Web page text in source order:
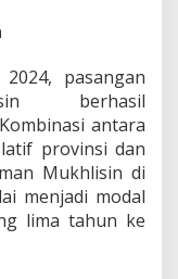
pasangan
berhasil
antara
provinsi dan
Mukhlisin di
menjadi modal
lima tahun ke